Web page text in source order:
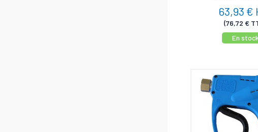
63,93 €
(76,72 €
En stock